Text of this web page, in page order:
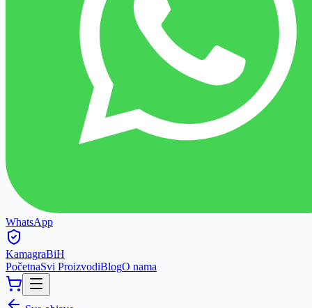
WhatsApp
KamagraBiH
PočetnaSvi ProizvodiBlogO nama